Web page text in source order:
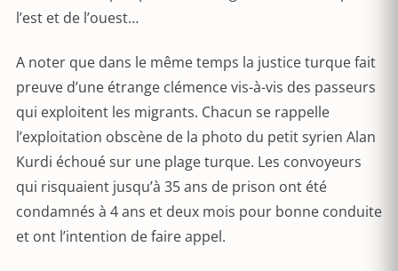
l’est et de l’ouest…
A noter que dans le même temps la justice turque fait
preuve d’une étrange clémence vis-à-vis des passeurs
qui exploitent les migrants. Chacun se rappelle
l’exploitation obscène de la photo du petit syrien Alan
Kurdi échoué sur une plage turque. Les convoyeurs
qui risquaient jusqu’à 35 ans de prison ont été
condamnés à 4 ans et deux mois pour bonne conduite
et ont l’intention de faire appel.